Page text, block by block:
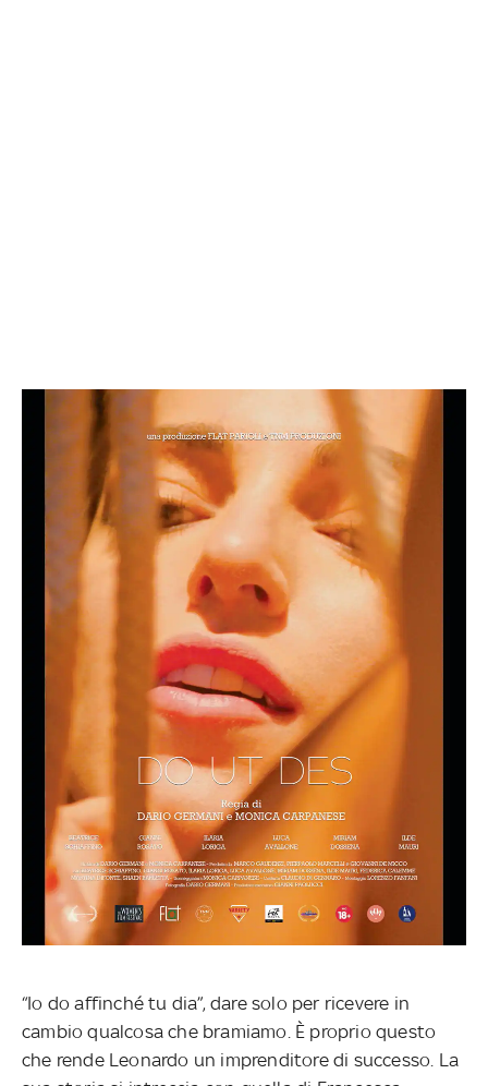
“Io do affinché tu dia”, dare solo per ricevere in
cambio qualcosa che bramiamo. È proprio questo
che rende Leonardo un imprenditore di successo. La